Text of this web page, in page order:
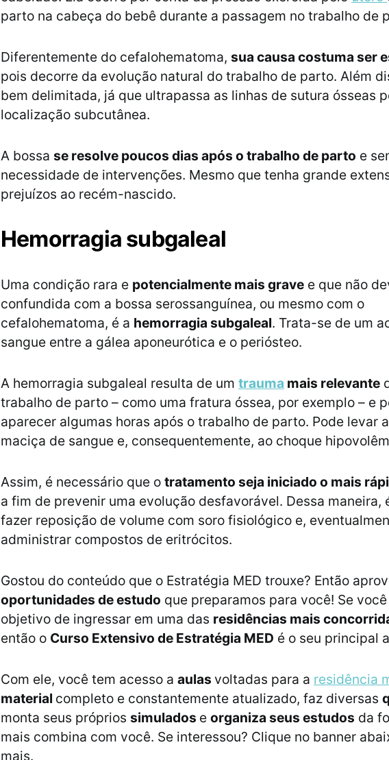
parto na cabeça do bebê durante a passagem no trabalho de
Diferentemente do cefalohematoma, sua causa costuma ser
pois decorre da evolução natural do trabalho de parto. Além
bem delimitada, já que ultrapassa as linhas de sutura ósseas
localização subcutânea.
A bossa se resolve poucos dias após o trabalho de parto e
necessidade de intervenções. Mesmo que tenha grande
prejuízos ao recém-nascido.
Hemorragia subgaleal
Uma condição rara e potencialmente mais grave e que não
confundida com a bossa serossanguínea, ou mesmo com o
cefalohematoma, é a hemorragia subgaleal. Trata-se de um
sangue entre a gálea aponeurótica e o periósteo.
A hemorragia subgaleal resulta de um trauma mais relevante
trabalho de parto – como uma fratura óssea, por exemplo – e
aparecer algumas horas após o trabalho de parto. Pode levar
maciça de sangue e, consequentemente, ao choque
Assim, é necessário que o tratamento seja iniciado o mais
a fim de prevenir uma evolução desfavorável. Dessa maneira,
fazer reposição de volume com soro fisiológico e,
administrar compostos de eritrócitos.
Gostou do conteúdo que o Estratégia MED trouxe? Então
oportunidades de estudo que preparamos para você! Se
objetivo de ingressar em uma das residências mais
então o Curso Extensivo de Estratégia MED é o seu principal
Com ele, você tem acesso a aulas voltadas para a residência
material completo e constantemente atualizado, faz diversas
monta seus próprios simulados e organiza seus estudos da
mais combina com você. Se interessou? Clique no banner
mais.